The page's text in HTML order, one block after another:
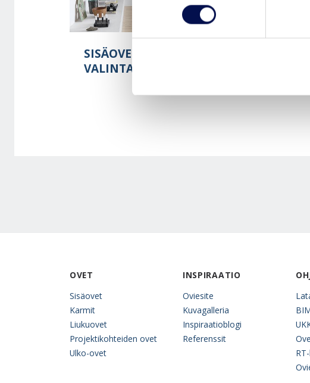
SISÄOVEN
VALINTAOPAS
OVET
Sisäovet
Karmit
Liukuovet
Projektikohteiden ovet
Ulko-ovet
INSPIRAATIO
Oviesite
Kuvagalleria
Inspiraatioblogi
Referenssit